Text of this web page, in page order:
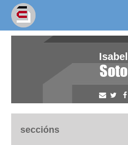
Isabel
Soto
seccións